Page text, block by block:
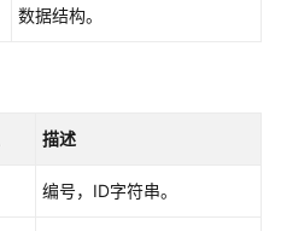
数据结构。
描述
编号，ID字符串。